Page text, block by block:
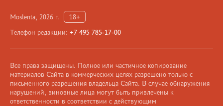
Moslenta, 2026 г.
18+
Телефон редакции: +7 495 785-17-00
Все права защищены. Полное или частичное копирование
материалов Сайта в коммерческих целях разрешено только с
письменного разрешения владельца Сайта. В случае обнаружения
нарушений, виновные лица могут быть привлечены к
ответственности в соответствии с действующим